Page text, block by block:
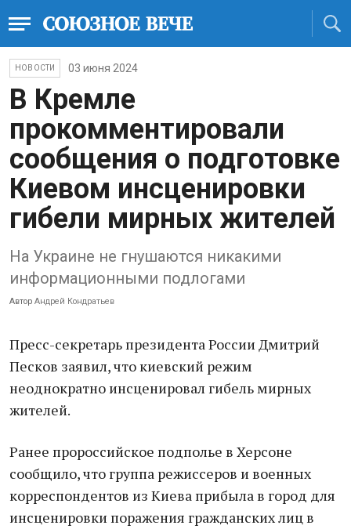
НОВОСТИ 03 июня 2024
В Кремле
прокомментировали
сообщения о подготовке
Киевом инсценировки
гибели мирных жителей
На Украине не гнушаются никакими
информационными подлогами
Автор Андрей Кондратьев
Пресс-секретарь президента России Дмитрий
Песков заявил, что киевский режим
неоднократно инсценировал гибель мирных
жителей.
Ранее пророссийское подполье в Херсоне
сообщило, что группа режиссеров и военных
корреспондентов из Киева прибыла в город для
инсценировки поражения гражданских лиц в